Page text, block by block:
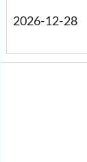
2026-12-28